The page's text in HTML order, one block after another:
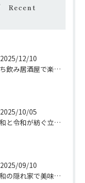
Recent
2025/12/10
立ち飲み居酒屋で楽しむ昭和の懐かし空間と多彩なお酒
2025/10/05
昭和と令和が紡ぐ立ち飲みの味わい
2025/09/10
昭和の隠れ家で美味しい一杯を